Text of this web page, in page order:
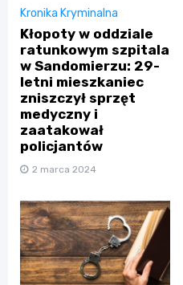
Kronika Kryminalna
Kłopoty w oddziale
ratunkowym szpitala
w Sandomierzu: 29-
letni mieszkaniec
zniszczył sprzęt
medyczny i
zaatakował
policjantów
2 marca 2024